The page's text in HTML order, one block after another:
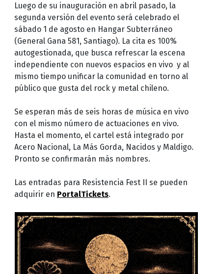
Luego de su inauguración en abril pasado, la
segunda versión del evento será celebrado el
sábado 1 de agosto en Hangar Subterráneo
(General Gana 581, Santiago). La cita es 100%
autogestionada, que busca refrescar la escena
independiente con nuevos espacios en vivo y al
mismo tiempo unificar la comunidad en torno al
público que gusta del rock y metal chileno.
Se esperan más de seis horas de música en vivo
con el mismo número de actuaciones en vivo.
Hasta el momento, el cartel está integrado por
Acero Nacional, La Más Gorda, Nacidos y Maldigo.
Pronto se confirmarán más nombres.
Las entradas para Resistencia Fest II se pueden
adquirir en PortalTickets.